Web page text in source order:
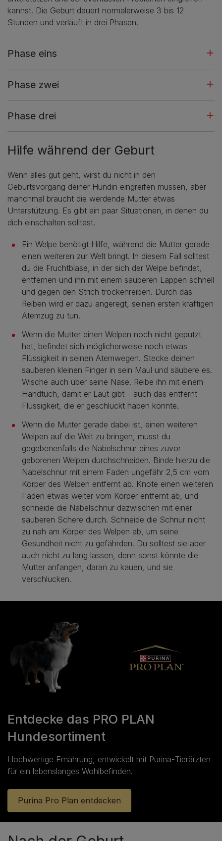
kannst. Die Geburt dauert normalerweise 3 bis 12
Stunden und verläuft in drei Phasen.
Phase eins
Phase zwei
Phase drei
Hilfe während der Geburt
Wenn alles gut geht, wirst du nicht in den
Geburtsvorgang deiner Hündin eingreifen müssen, aber
manchmal braucht die werdende Mutter etwas
Unterstützung. Es gibt ein paar Situationen, in denen du
dich einschalten solltest.
Ein Welpe benötigt Hilfe, während die Mutter gerade
einen weiteren zur Welt bringt. In diesem Fall solltest
du die Fruchtblase, in der sich der Welpe befindet,
entfernen und ihn mit einem sauberen Lappen schnell
und gegen den Strich trockenreiben. Durch das
Reiben wird er dazu angeregt, seinen ersten kräftigen
Atemzug zu tun.
Wenn die Mutter einen Welpen noch nicht geputzt
hat, befindet sich möglicherweise noch etwas
Flüssigkeit in seinen Atemwegen. Stecke deinen
sauberen kleinen Finger in sein Maul und säubere es.
Wische auch über seine Nase. Reibe ihn mit einem
Handtuch, damit er Laut gibt – auch das entfernt
Flüssigkeit, die er geschluckt haben könnte.
Wenn die Mutter gerade dabei ist, einen weiteren
Welpen auf die Welt zu bringen, musst du
gegebenenfalls die Nabelschnur eines zuvor
geborenen Welpen durchschneiden. Binde hierzu die
Nabelschnur mit einem Faden ungefähr 2,5 cm vom
Körper des Welpen entfernt ab. Knote einen weiteren
Faden etwas weiter vom Körper entfernt ab, und
schneide die Nabelschnur dazwischen mit einer
sauberen Schere durch. Schneide die Schnur nicht
zu nah am Körper des Welpen ab, um seine
Gesundheit nicht zu gefährden. Du solltest sie aber
auch nicht zu lang lassen, denn sonst könnte die
Mutter anfangen, daran zu kauen, und sie
verschlucken.
Entdecke das PRO PLAN
Hundesortiment
Hochwertige Ernährung, entwickelt mit Purina‑Tierärzten
für ein lebenslanges Wohlbefinden.
Purina Pro Plan entdecken